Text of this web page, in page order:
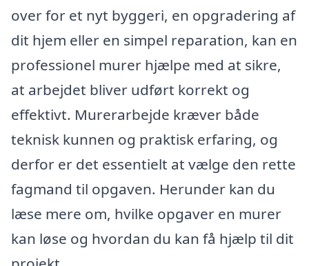
over for et nyt byggeri, en opgradering af
dit hjem eller en simpel reparation, kan en
professionel murer hjælpe med at sikre,
at arbejdet bliver udført korrekt og
effektivt. Murerarbejde kræver både
teknisk kunnen og praktisk erfaring, og
derfor er det essentielt at vælge den rette
fagmand til opgaven. Herunder kan du
læse mere om, hvilke opgaver en murer
kan løse og hvordan du kan få hjælp til dit